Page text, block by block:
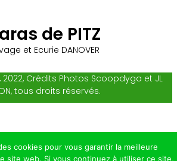
de PITZ
et Ecurie DANOVER
2022, Crédits Photos Scoopdyga et JL
tous droits réservés.
cookies pour vous garantir la meilleure
site web. Si vous continuez à utiliser ce site,